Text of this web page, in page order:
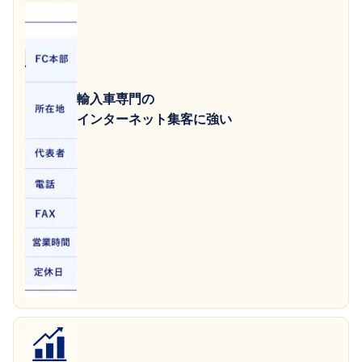
輸入車専門の
インターネット集客に強い